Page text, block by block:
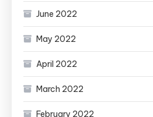
June 2022
May 2022
April 2022
March 2022
February 2022